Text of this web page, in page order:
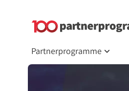
Partnerprogramme